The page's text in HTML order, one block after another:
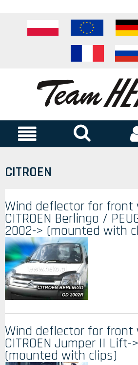
CITROEN
Wind deflector for front
CITROEN Berlingo /
2002-> (mounted with
Wind deflector for front
CITROEN Jumper II Lift-
(mounted with clips)